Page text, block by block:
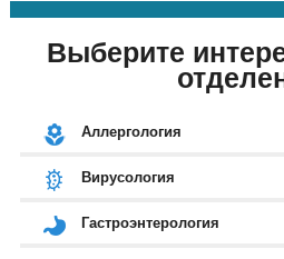
Выберите
Аллергология
Вирусология
Гастроэнтерология